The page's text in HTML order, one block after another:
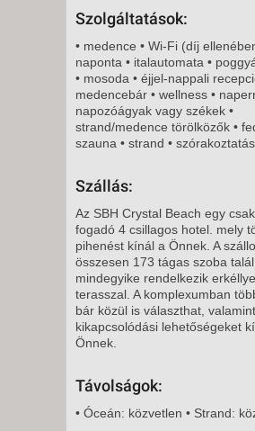
Szolgáltatások:
• medence • Wi-Fi (díj
naponta • italautomata •
• mosoda • éjjel-nappali
medencebár • wellness •
napozóágyak vagy székek •
strand/medence törölközők •
szauna • strand • szórakoztatás
Szállás:
Az SBH Crystal Beach egy
fogadó 4 csillagos hotel. mely
pihenést kínál a Önnek. A
összesen 173 tágas szoba
mindegyike rendelkezik
terasszal. A komplexumban
bár közül is választhat,
kikapcsolódási lehetőségeket
Önnek.
Távolságok:
• Óceán: közvetlen • Strand: